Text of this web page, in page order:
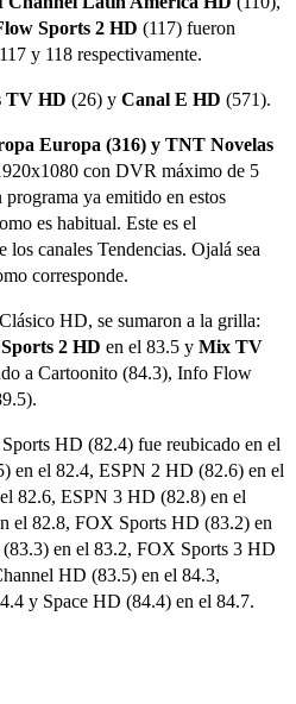
Sports 2 HD (117) fueron
y 118 respectivamente.
TV HD (26) y Canal E HD (571).
Europa (316) y TNT Novelas
con DVR máximo de 5
ya emitido en estos
es habitual. Este es el
canales Tendencias. Ojalá sea
corresponde.
HD, se sumaron a la grilla:
2 HD en el 83.5 y Mix TV
a Cartoonito (84.3), Info Flow
HD (82.4) fue reubicado en el
en el 82.4, ESPN 2 HD (82.6) en el
82.6, ESPN 3 HD (82.8) en el
el 82.8, FOX Sports HD (83.2) en
en el 83.2, FOX Sports 3 HD
HD (83.5) en el 84.3,
y Space HD (84.4) en el 84.7.